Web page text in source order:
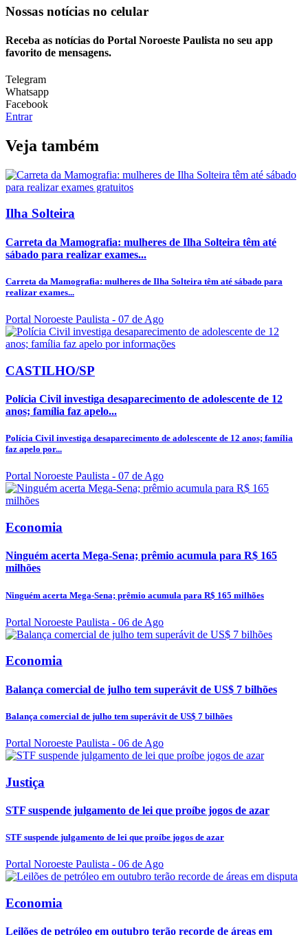
Nossas notícias no celular
Receba as notícias do Portal Noroeste Paulista no seu app
favorito de mensagens.
Telegram
Whatsapp
Facebook
Entrar
Veja também
Ilha Solteira
Carreta da Mamografia: mulheres de Ilha Solteira têm até
sábado para realizar exames...
Carreta da Mamografia: mulheres de Ilha Solteira têm até sábado para
realizar exames...
Portal Noroeste Paulista - 07 de Ago
CASTILHO/SP
Polícia Civil investiga desaparecimento de adolescente de 12
anos; família faz apelo...
Polícia Civil investiga desaparecimento de adolescente de 12 anos; família
faz apelo por...
Portal Noroeste Paulista - 07 de Ago
Economia
Ninguém acerta Mega-Sena; prêmio acumula para R$ 165
milhões
Ninguém acerta Mega-Sena; prêmio acumula para R$ 165 milhões
Portal Noroeste Paulista - 06 de Ago
Economia
Balança comercial de julho tem superávit de US$ 7 bilhões
Balança comercial de julho tem superávit de US$ 7 bilhões
Portal Noroeste Paulista - 06 de Ago
Justiça
STF suspende julgamento de lei que proíbe jogos de azar
STF suspende julgamento de lei que proíbe jogos de azar
Portal Noroeste Paulista - 06 de Ago
Economia
Leilões de petróleo em outubro terão recorde de áreas em